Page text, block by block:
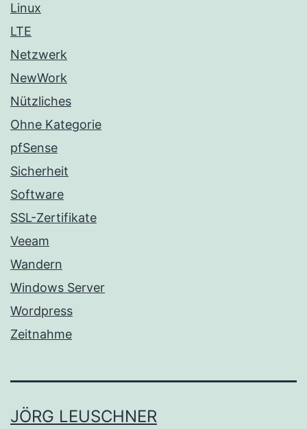
Linux
LTE
Netzwerk
NewWork
Nützliches
Ohne Kategorie
pfSense
Sicherheit
Software
SSL-Zertifikate
Veeam
Wandern
Windows Server
Wordpress
Zeitnahme
JÖRG LEUSCHNER